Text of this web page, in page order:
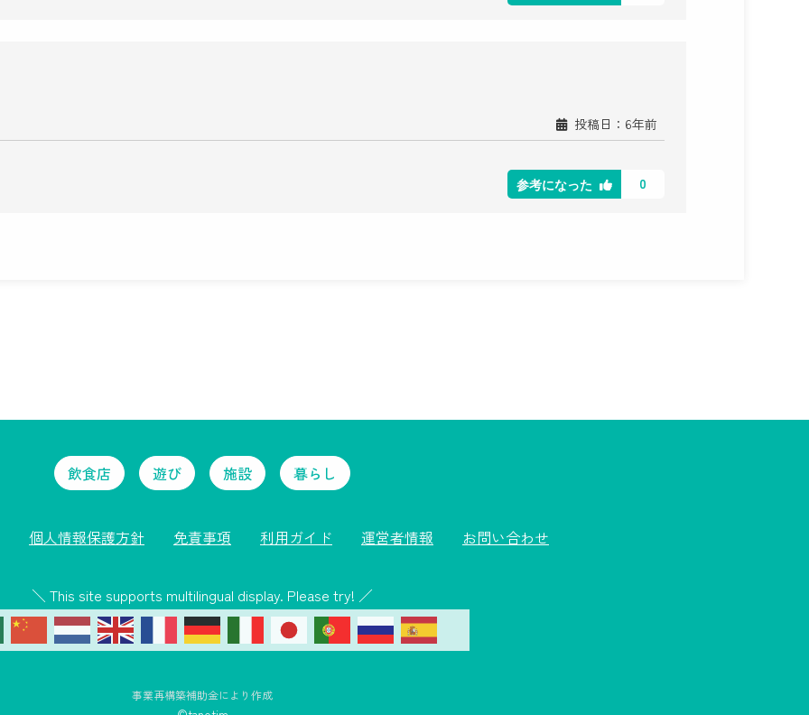
投稿日：6年前
参考になった 0
飲食店 遊び 施設 暮らし
個人情報保護方針 免責事項 利用ガイド 運営者情報 お問い合わせ
＼ This site supports multilingual display. Please try! ／
事業再構築補助金により作成